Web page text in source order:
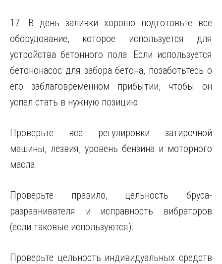
17. В день заливки хорошо подготовьте все
оборудование, которое используется для
устройства бетонного пола. Если используется
бетононасос для забора бетона, позаботьтесь о
его заблаговременном прибытии, чтобы он
успел стать в нужную позицию.
Проверьте все регулировки затирочной
машины, лезвия, уровень бензина и моторного
масла.
Проверьте правило, цельность бруса-
разравнивателя и исправность вибраторов
(если таковые используются).
Проверьте цельность индивидуальных средств